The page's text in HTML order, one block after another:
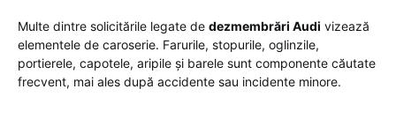
Multe dintre solicitările legate de dezmembrări Audi vizează
elementele de caroserie. Farurile, stopurile, oglinzile,
portierele, capotele, aripile și barele sunt componente căutate
frecvent, mai ales după accidente sau incidente minore.